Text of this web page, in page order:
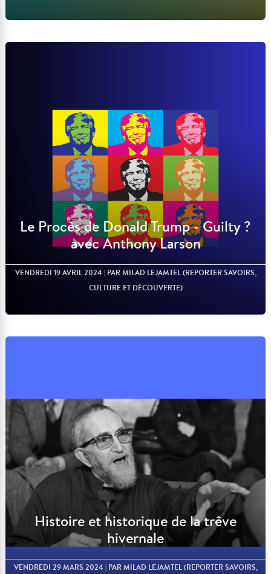
Le Procès de Donald Trump - Guilty ?
avec Anthony Larson
VENDREDI 19 AVRIL 2024 | PAR MILAD LEJAMTEL (REPORTER SAVOIRS,
CULTURE ET DÉCOUVERTE)
Lire l'article
Histoire et historique de la trêve
hivernale
VENDREDI 29 MARS 2024 | PAR MILAD LEJAMTEL (REPORTER SAVOIRS,